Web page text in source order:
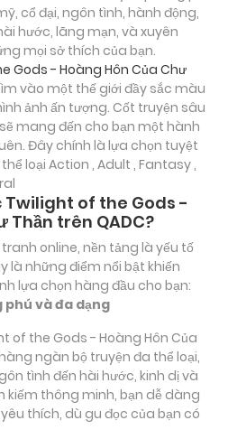
cổ đại, ngôn tình, hành động,
hước, lãng mạn, và xuyên
mọi sở thích của bạn.
Gods - Hoàng Hôn Của Chư
vào một thế giới đầy sắc màu
ảnh ấn tượng. Cốt truyện sâu
mang đến cho bạn một hành
Đây chính là lựa chọn tuyệt
loại Action , Adult , Fantasy ,
Twilight of the Gods -
Thần trên QADC?
online, nền tảng là yếu tố
là những điểm nổi bật khiến
lựa chọn hàng đầu cho bạn:
phú và đa dạng
of the Gods - Hoàng Hôn Của
ngàn bộ truyện đa thể loại,
tình đến hài hước, kinh dị và
kiếm thông minh, bạn dễ dàng
thích, dù gu đọc của bạn có